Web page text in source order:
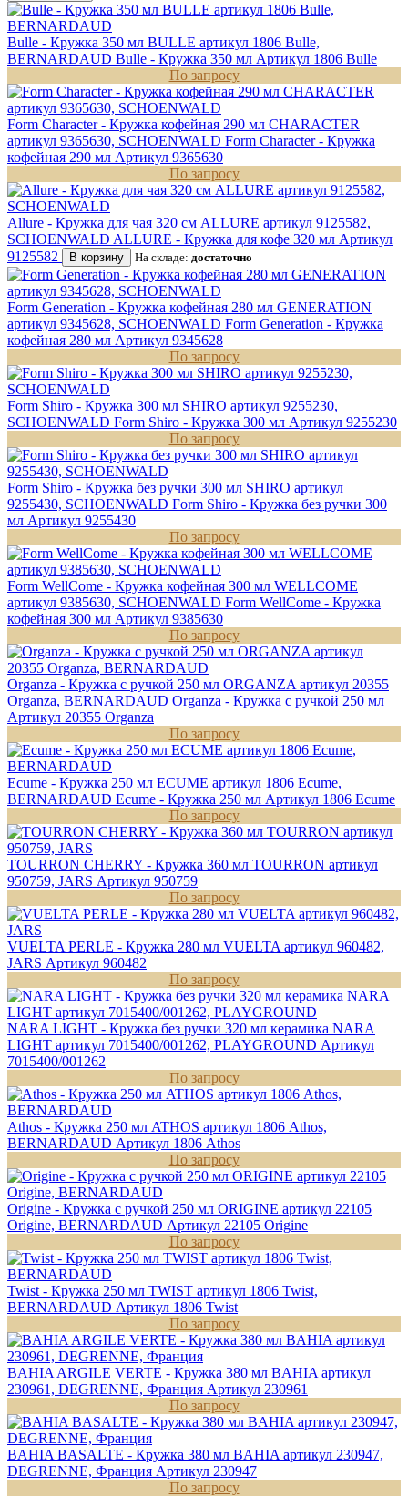
Bulle - Кружка 350 мл BULLE артикул 1806 Bulle,
BERNARDAUD Bulle - Кружка 350 мл Артикул 1806 Bulle
По запросу
Form Character - Кружка кофейная 290 мл CHARACTER
артикул 9365630, SCHOENWALD Form Character - Кружка
кофейная 290 мл Артикул 9365630
По запросу
Allure - Кружка для чая 320 см ALLURE артикул 9125582,
SCHOENWALD ALLURE - Кружка для кофе 320 мл Артикул
9125582
В корзину На складе: достаточно
Form Generation - Кружка кофейная 280 мл GENERATION
артикул 9345628, SCHOENWALD Form Generation - Кружка
кофейная 280 мл Артикул 9345628
По запросу
Form Shiro - Кружка 300 мл SHIRO артикул 9255230,
SCHOENWALD Form Shiro - Кружка 300 мл Артикул 9255230
По запросу
Form Shiro - Кружка без ручки 300 мл SHIRO артикул
9255430, SCHOENWALD Form Shiro - Кружка без ручки 300
мл Артикул 9255430
По запросу
Form WellCome - Кружка кофейная 300 мл WELLCOME
артикул 9385630, SCHOENWALD Form WellCome - Кружка
кофейная 300 мл Артикул 9385630
По запросу
Organza - Кружка с ручкой 250 мл ORGANZA артикул 20355
Organza, BERNARDAUD Organza - Кружка с ручкой 250 мл
Артикул 20355 Organza
По запросу
Ecume - Кружка 250 мл ECUME артикул 1806 Ecume,
BERNARDAUD Ecume - Кружка 250 мл Артикул 1806 Ecume
По запросу
TOURRON CHERRY - Кружка 360 мл TOURRON артикул
950759, JARS Артикул 950759
По запросу
VUELTA PERLE - Кружка 280 мл VUELTA артикул 960482,
JARS Артикул 960482
По запросу
NARA LIGHT - Кружка без ручки 320 мл керамика NARA
LIGHT артикул 7015400/001262, PLAYGROUND Артикул
7015400/001262
По запросу
Athos - Кружка 250 мл ATHOS артикул 1806 Athos,
BERNARDAUD Артикул 1806 Athos
По запросу
Origine - Кружка с ручкой 250 мл ORIGINE артикул 22105
Origine, BERNARDAUD Артикул 22105 Origine
По запросу
Twist - Кружка 250 мл TWIST артикул 1806 Twist,
BERNARDAUD Артикул 1806 Twist
По запросу
BAHIA ARGILE VERTE - Кружка 380 мл BAHIA артикул
230961, DEGRENNE, Франция Артикул 230961
По запросу
BAHIA BASALTE - Кружка 380 мл BAHIA артикул 230947,
DEGRENNE, Франция Артикул 230947
По запросу